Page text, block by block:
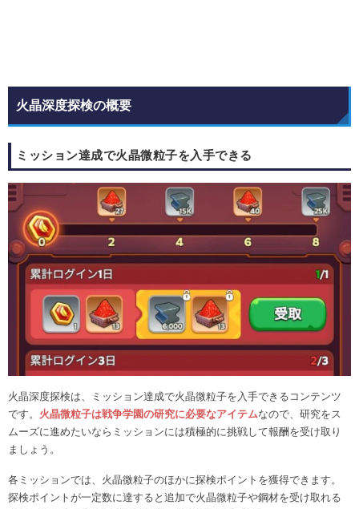
火晶深度探検の概要
ミッション達成で火晶微粒子を入手できる
火晶深度探検は、ミッション達成で火晶微粒子を入手できるコンテンツ
です。 火晶微粒子は戦争学園の研究に必要なアイテムなので、研究をス
ムーズに進めたいならミッションには積極的に挑戦して報酬を受け取り
ましょう。
各ミッションでは、火晶微粒子のほかに探検ポイントを獲得できます。
探検ポイントが一定数に達すると追加で火晶微粒子や鋼材を受け取れる